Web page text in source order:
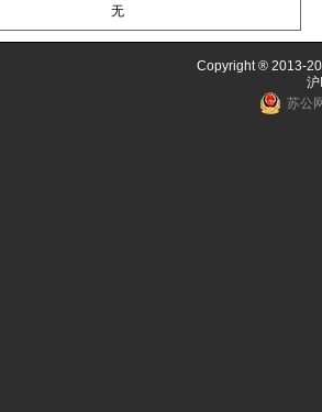
无
Copyright ® 2013-
苏公